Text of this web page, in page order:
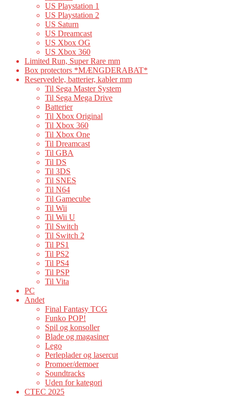
US Playstation 1
US Playstation 2
US Saturn
US Dreamcast
US Xbox OG
US Xbox 360
Limited Run, Super Rare mm
Box protectors *MÆNGDERABAT*
Reservedele, batterier, kabler mm
Til Sega Master System
Til Sega Mega Drive
Batterier
Til Xbox Original
Til Xbox 360
Til Xbox One
Til Dreamcast
Til GBA
Til DS
Til 3DS
Til SNES
Til N64
Til Gamecube
Til Wii
Til Wii U
Til Switch
Til Switch 2
Til PS1
Til PS2
Til PS4
Til PSP
Til Vita
PC
Andet
Final Fantasy TCG
Funko POP!
Spil og konsoller
Blade og magasiner
Lego
Perleplader og lasercut
Promoer/demoer
Soundtracks
Uden for kategori
CTEC 2025